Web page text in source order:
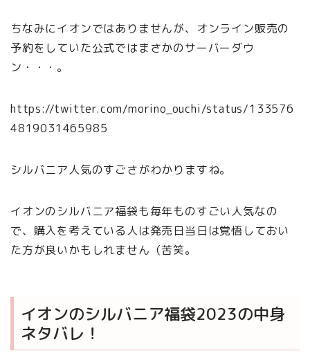
ちなみにイオンではありませんが、オンライン販売の
予約をしていた公式ではまさかのサーバーダウ
ン・・・。
https://twitter.com/morino_ouchi/status/133576
4819031465985
シルバニア人気のすごさがわかりますね。
イオンのシルバニア福袋も毎年ものすごい人気なの
で、購入を考えている人は発売日当日は覚悟しておい
た方が良いかもしれません（苦笑。
イオンのシルバニア福袋2023の中身
ネタバレ！